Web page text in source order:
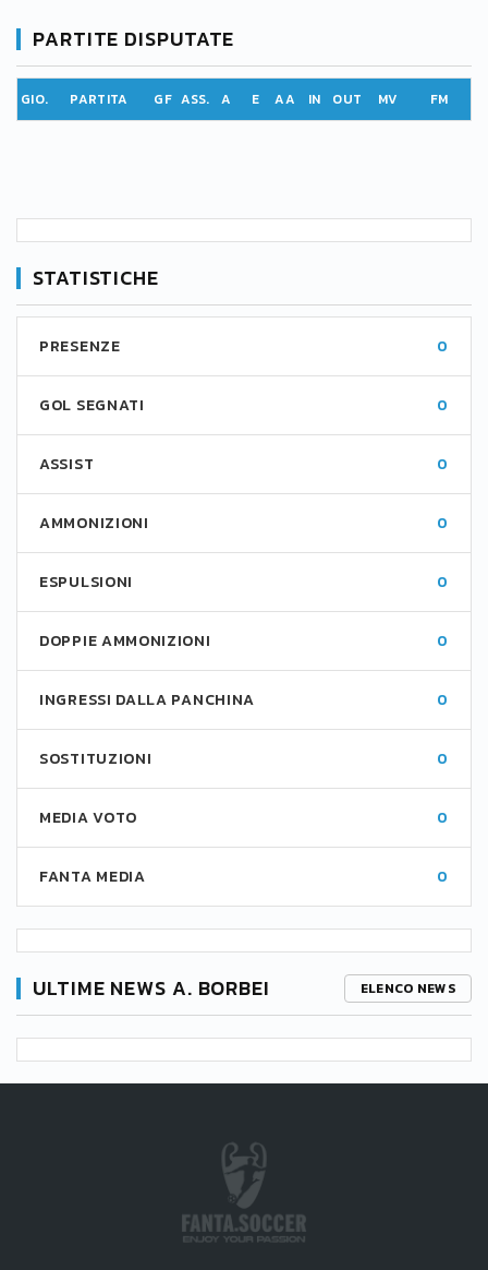
PARTITE DISPUTATE
GIO. PARTITA GF ASS. A E AA IN OUT MV FM
STATISTICHE
PRESENZE 0
GOL SEGNATI 0
ASSIST 0
AMMONIZIONI 0
ESPULSIONI 0
DOPPIE AMMONIZIONI 0
INGRESSI DALLA PANCHINA 0
SOSTITUZIONI 0
MEDIA VOTO 0
FANTA MEDIA 0
ULTIME NEWS A. BORBEI ELENCO NEWS